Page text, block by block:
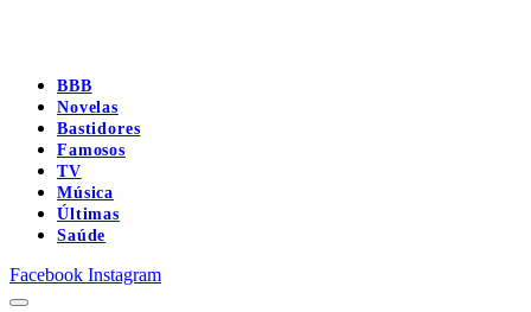
BBB
Novelas
Bastidores
Famosos
TV
Música
Últimas
Saúde
Facebook Instagram